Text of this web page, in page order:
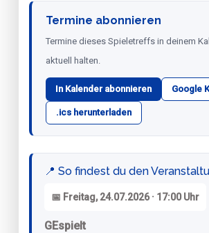
Termine abonnieren
Termine dieses Spieletreffs in deinem
aktuell halten.
In Kalender abonnieren Google
.ics herunterladen
📍 So findest du den
📅 Freitag, 24.07.2026 · 17:00 Uhr
GEspielt